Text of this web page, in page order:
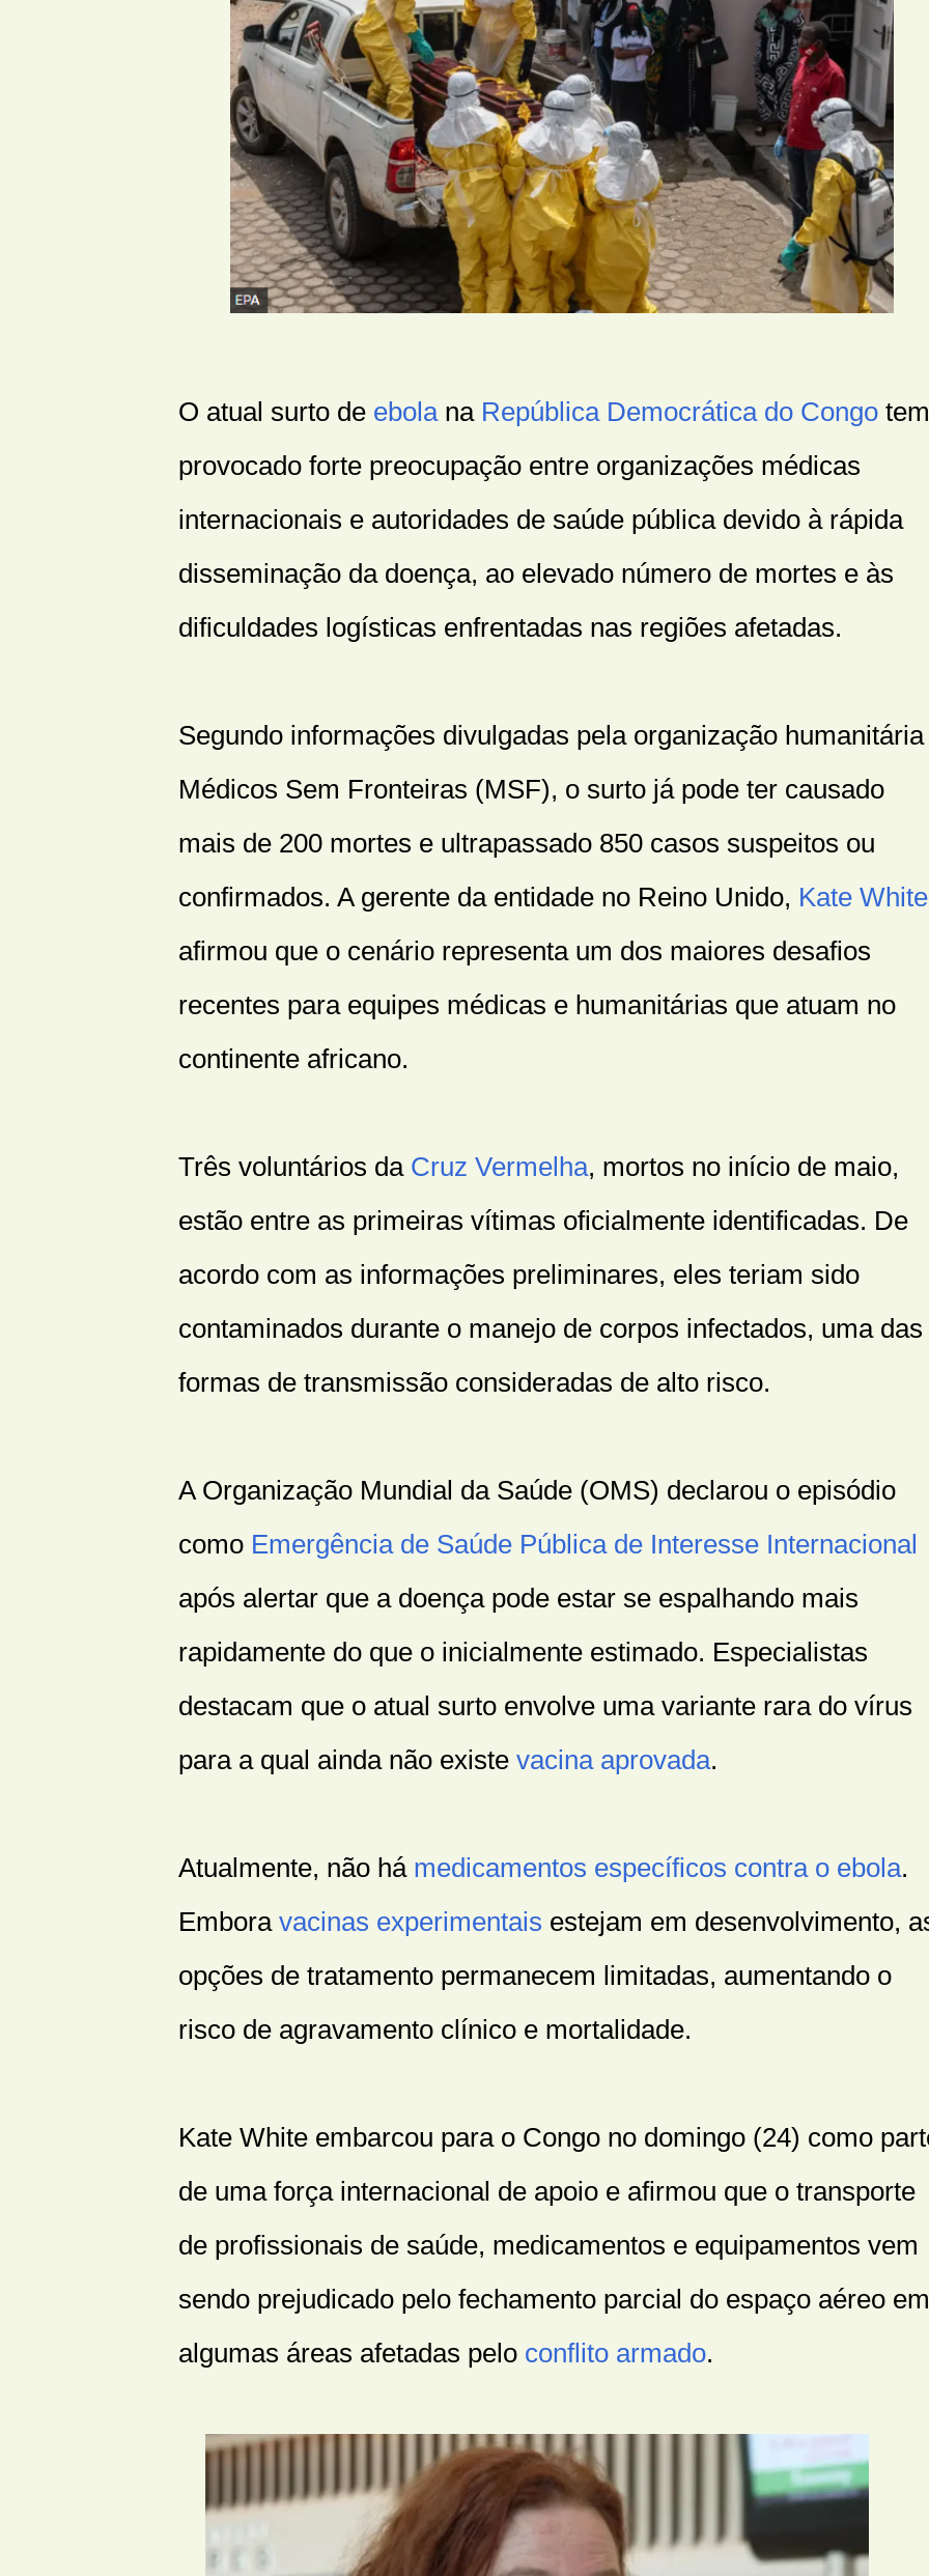
O atual surto de ebolana República Democrática do Congo tem
provocado forte preocupação entre organizações médicas
internacionais e autoridades de saúde pública devido à rápida
disseminação da doença, ao elevado número de mortes e às
dificuldades logísticas enfrentadas nas regiões afetadas.
Segundo informações divulgadas pela organização humanitária
Médicos Sem Fronteiras (MSF), o surto já pode ter causado
mais de 200 mortes e ultrapassado 850 casos suspeitos ou
confirmados. A gerente da entidade no Reino Unido, Kate White
afirmou que o cenário representa um dos maiores desafios
recentes para equipes médicas e humanitárias que atuam no
continente africano.
Três voluntários da Cruz Vermelha, mortos no início de maio,
estão entre as primeiras vítimas oficialmente identificadas. De
acordo com as informações preliminares, eles teriam sido
contaminados durante o manejo de corpos infectados, uma das
formas de transmissão consideradas de alto risco.
A Organização Mundial da Saúde (OMS) declarou o episódio
como Emergência de Saúde Pública de Interesse Internacional
após alertar que a doença pode estar se espalhando mais
rapidamente do que o inicialmente estimado. Especialistas
destacam que o atual surto envolve uma variante rara do vírus
para a qual ainda não existe vacina aprovada.
Atualmente, não há medicamentos específicos contra o ebola.
Embora vacinas experimentais estejam em desenvolvimento,
opções de tratamento permanecem limitadas, aumentando o
risco de agravamento clínico e mortalidade.
Kate White embarcou para o Congo no domingo (24) como
de uma força internacional de apoio e afirmou que o transporte
de profissionais de saúde, medicamentos e equipamentos vem
sendo prejudicado pelo fechamento parcial do espaço aéreo em
algumas áreas afetadas pelo conflito armado.